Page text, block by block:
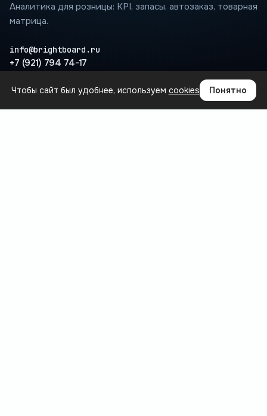
Аналитика для розницы: KPI, запасы, автозаказ, товарная
матрица.
info@brightboard.ru
+7 (921) 794 74-17
Где теряются деньги
Чтобы сайт был удобнее, используем cookies Понятно